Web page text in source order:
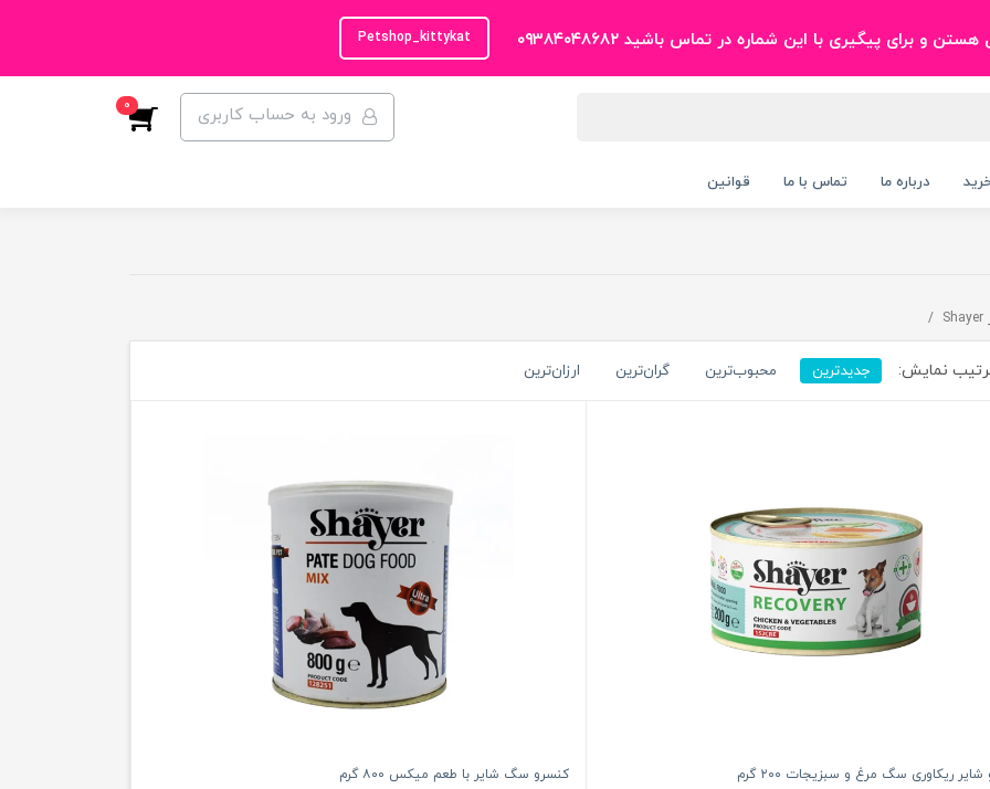
و برای پیگیری با این شماره در تماس باشید ۰۹۳۸۴۰۴۸۶۸۲ Petshop_kittykat
ورود به حساب کاربری 0
درباره ما تماس با ما قوانین
نمایش: جدیدترین محبوب‌ترین گران‌ترین ارزان‌ترین
ریکاوری سگ مرغ و سبزیجات ۲۰۰ گرم کنسرو سگ شایر با طعم میکس ۸۰۰ گرم